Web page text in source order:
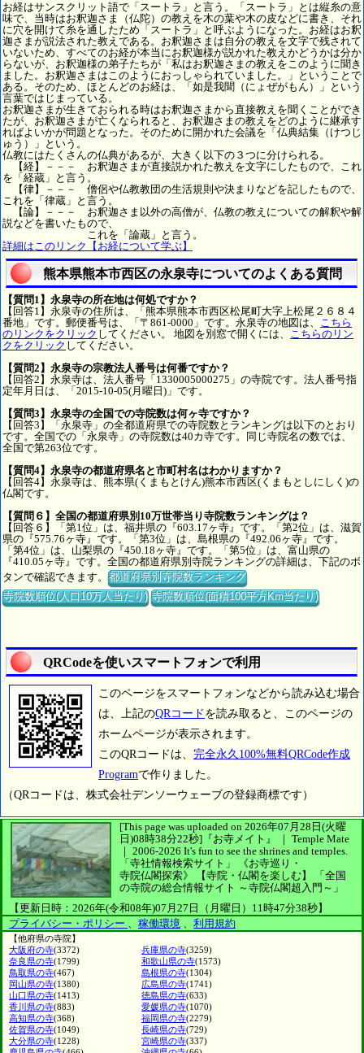
お経はサンスクリット語で「スートラ」と言う。「スートラ」とは縦糸の意
味で、当時はお釈迦さま（仏陀）の教えを木の葉や木の皮などに書き、それ
に穴を開けて糸を通したため「スートラ」と呼ぶようになった。お経はお釈
迦さまが説法された教えである。お釈迦さまは自分の教えを文字で残されて
いないため、すべてのお経が本当にお釈迦様が説かれた教えかどうかは分か
らないが、お釈迦様の弟子たちが「私はお釈迦さまの教えをこのように聞き
ました。お釈迦さまはこのようにおっしゃられていました。」ということで
ある。そのため、ほとんどのお経は、「如是我聞（にょぜがもん）」という
言葉ではじまっている。
お釈迦さまが生きておられる時はお釈迦さまから直接教えを聞くことができ
たが、お釈迦さまが亡くなられると、お釈迦さまの教えをどのように継承す
ればよいかが問題となった。そのために開かれた会議を「仏典結集（けつじ
ゅう）」という。
仏教にはたくさんの仏典があるが、大きく以下の３つに分けられる。
【経】－－－ お釈迦さまが直接説かれた教えを文字にしたもので、これ
を「経蔵」と言う。
【律】－－－ 僧侶や仏教教団の生活規則や決まりなどを記したもので、
これを「律蔵」と言う。
【論】－－－ お釈迦さま以外の高僧が、仏教の教えについての解釈や解
説などを書いたもので、
これを「論蔵」と言う。
詳細はこのリンク【お経について学ぶ】
熊本県熊本市西区の永泉寺についてのよくある質問
【質問1】永泉寺の所在地は何処ですか？
【回答1】永泉寺の住所は、「熊本県熊本市西区松尾町大字上松尾２６８４
番地」です。郵便番号は、「〒861-0000」です。永泉寺の地図は、 こちら
のリンクをクリック してください。 地図を別窓で開くには、 こちらのリン
クをクリック してください。
【質問2】永泉寺の宗教法人番号は何番ですか？
【回答2】永泉寺は、法人番号「1330005000275」の寺院です。法人番号指
定年月日は、「2015-10-05(月曜日)」です。
【質問3】永泉寺の全国での寺院数は何ヶ寺ですか？
【回答3】「永泉寺」の全都道府県での寺院数とランキングは以下のとおり
です。全国での「永泉寺」の寺院数は40カ寺です。同じ寺院名の数では、
全国で第263位です。
【質問4】永泉寺の都道府県名と市町村名はわかりますか？
【回答4】永泉寺は、熊本県(くまもとけん)熊本市西区(くまもとしにしく)の
仏閣です。
【質問６】全国の都道府県別10万世帯当り寺院数ランキングは？
【回答６】「第1位」は、福井県の『603.17ヶ寺』です。「第2位」は、滋賀
県の『575.76ヶ寺』です。「第3位」は、島根県の『492.06ヶ寺』です。
「第4位」は、山梨県の『450.18ヶ寺』です。「第5位」は、富山県の
『410.05ヶ寺』です。全国の都道府県別寺院ランキングの詳細は、下記のボ
タンで確認できます。都道府県別寺院数ランキング
寺院数順位(人口10万人当たり) 寺院数順位(面積100平方Km当たり)
QRCodeを使いスマートフォンで利用
このページをスマートフォンなどから読み込む場合
は、上記のQRコード を読み取ると、このページの
ホームページが表示されます。
このQRコードは、 完全永久100%無料QRCode作成
Programで作りました。
（QRコードは、株式会社デンソーウェーブの登録商標です）
[This page was uploaded on 2026年07月28日(火曜
日)08時38分22秒] 『お寺メイト』 ｜ Temple Mate
｜ 2006-2026 It's fun to see the shrines and temples.
「寺社情報検索サイト」
《お寺巡り・
寺院仏閣探索》
【寺院・仏閣を楽しむ】
「全国
の寺院の総合情報サイト ～寺院仏閣超入門～」
【更新日時：2026年(令和08年)07月27日（月曜日）11時47分38秒】
プライバシー・ポリシー 、 稼働環境 、 利用規約
【他府県の寺院】
大阪府の寺(3372) 兵庫県の寺(3259)
奈良県の寺(1799) 和歌山県の寺(1573)
鳥取県の寺(467) 島根県の寺(1304)
岡山県の寺(1380) 広島県の寺(1741)
山口県の寺(1413) 徳島県の寺(633)
香川県の寺(883) 愛媛県の寺(1070)
高知県の寺(368) 福岡県の寺(2279)
佐賀県の寺(1049) 長崎県の寺(729)
大分県の寺(1228) 宮崎県の寺(337)